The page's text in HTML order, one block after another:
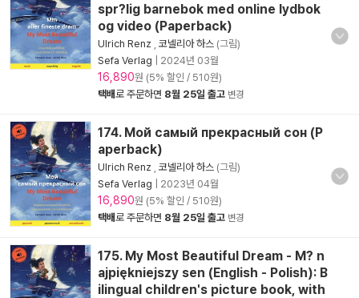
spr?lig barnebok med online lydbok
og video (Paperback)
Ulrich Renz 코넬리아 하스 (그림)
Sefa Verlag
2024년 03월
16,890원 (5% 할인 / 510원)
택배로 주문하면 8월 25일 출고 변경
174. Мой самый прекрасный сон (P
aperback)
Ulrich Renz 코넬리아 하스 (그림)
Sefa Verlag
2023년 04월
16,890원 (5% 할인 / 510원)
택배로 주문하면 8월 25일 출고 변경
175. My Most Beautiful Dream - M? n
ajpiękniejszy sen (English - Polish): B
ilingual children's picture book, with